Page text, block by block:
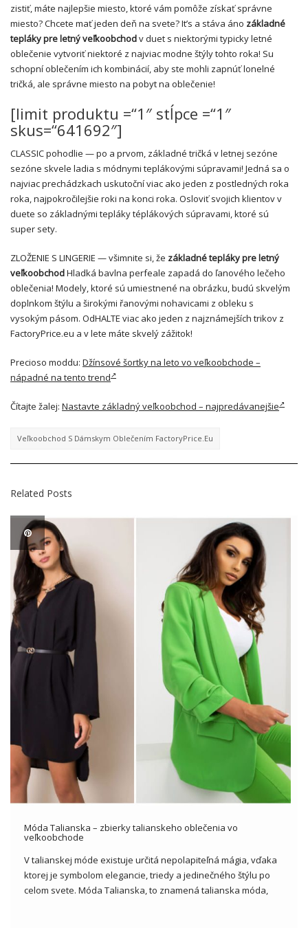
zistiť, máte najlepšie miesto, ktoré vám pomôže získať správne
miesto? Chcete mať jeden deň na svete? It’s a stáva áno základné
tepláky pre letný veľkoobchodv duet s niektorými typicky letné
oblečenie vytvoriť niektoré z najviac modne štýly tohto roka! Su
schopní oblečením ich kombinácií, aby ste mohli zapnúť lonelné
tričká, ale správne miesto na pobyt na oblečenie!
[limit produktu =“1″ stĺpce =“1″
skus=“641692″]
CLASSIC pohodlie — po a prvom, základné tričká v letnej sezóne
sezóne skvele ladia s módnymi teplákovými súpravami! Jedná sa o
najviac prechádzkach uskutoční viac ako jeden z postledných roka
roka, najpokročilejšie roki na konci roka. Osloviť svojich klientov v
duete so základnými tepláky téplákových súpravami, ktoré sú
super sety.
ZLOŽENIE S LINGERIE — všimnite si, že základné tepláky pre letný
veľkoobchodHladká bavlna perfeale zapadá do ľanového lečeho
oblečenia! Modely, ktoré sú umiestnené na obrázku, budú skvelým
doplnkom štýlu a širokými řanovými nohavicami z obleku s
vysokým pásom. OdHALTE viac ako jeden z najznámejších trikov z
FactoryPrice.eu a v lete máte skvelý zážitok!
Precioso moddu: Džínsové šortky na leto vo veľkoobchode –
nápadné na tento trend
Čítajte žalej: Nastavte základný veľkoobchod – najpredávanejšie
Veľkoobchod S Dámskym Oblečením FactoryPrice.eu
Related Posts
Móda Talianska – zbierky talianskeho oblečenia vo
veľkoobchode
V talianskej móde existuje určitá nepolapiteľná mágia, vďaka
ktorej je symbolom elegancie, triedy a jedinečného štýlu po
celom svete. Móda Talianska, to znamená talianska móda,